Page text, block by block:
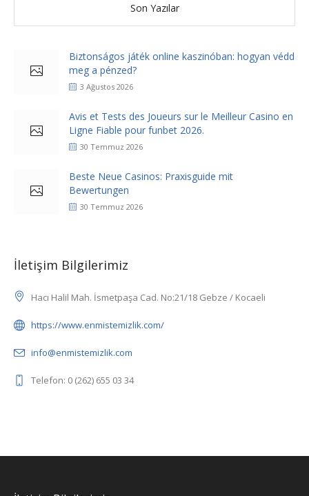
Son Yazılar
Biztonságos játék online kaszinóban: hogyan védd
meg a pénzed?
3 Ağustos 2026
Avis et Tests des Joueurs sur le Meilleur Casino en
Ligne Fiable pour funbet 2026.
30 Temmuz 2026
Beste Neue Casinos: Praxisguide mit
Bewertungen
30 Temmuz 2026
İletişim Bilgilerimiz
Hacı Halil Mah. İsmetpaşa Cad. No:21/18 Gebze / Kocaeli
https://www.enmistemizlik.com/
info@enmistemizlik.com
Telefon: 0 (262) 655 03 34